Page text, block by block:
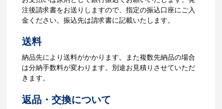
ータをご入稿頂き、名入れイメージをデ
ータでご確認いただきます。
4.納品
【名入れをする場合】データのご入稿後
３週間程度で納品となります。
【名入れなしの場合】在庫がある場合、3
～5営業日程度で納品となります。
ご利用ガイドをもっとみる
注後請求書をお送りしますので、指定の振込口座にご入
金ください。振込先は請求書に記載いたします。
送料
納品先により送料がかかります。また複数先納品の場合
は分納手数料が変わります。別途お見積りさせていただ
きます。
返品・交換について